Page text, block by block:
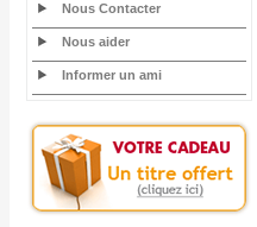
Nous Contacter
Nous aider
Informer un ami